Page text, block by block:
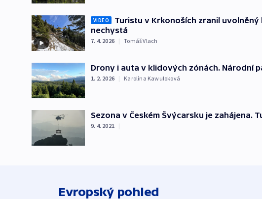
VIDEO
Turistu v Krkonoších zranil
nechystá
7. 4. 2026 | Tomáš Vlach
Drony i auta v klidových zónách. Národní
1. 2. 2026 | Karolína Kawuloková
Sezona v Českém Švýcarsku je zahájena.
9. 4. 2021 |
Evropský pohled